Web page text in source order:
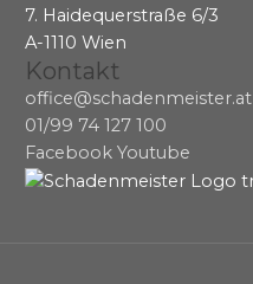
7. Haidequerstraße 6/3
A-1110 Wien
Kontakt
office@schadenmeister.at
01/99 74 127 100
Facebook Youtube